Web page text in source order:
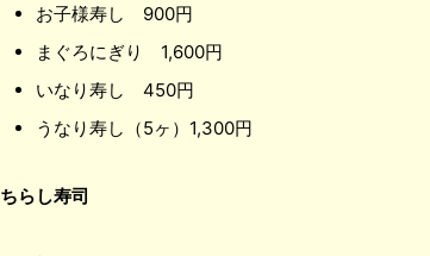
お子様寿し 900円
まぐろにぎり 1,600円
いなり寿し 450円
うなり寿し（5ヶ）1,300円
ちらし寿司